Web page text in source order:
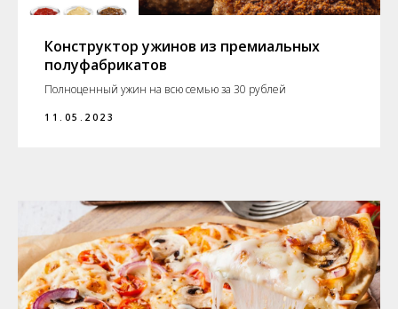
Конструктор ужинов из премиальных
полуфабрикатов
Полноценный ужин на всю семью за 30 рублей
11.05.2023